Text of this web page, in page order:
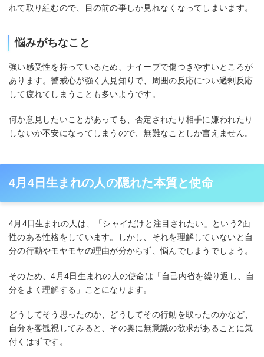
れて取り組むので、目の前の事しか見れなくなってしまいます。
悩みがちなこと
強い感受性を持っているため、ナイーブで傷つきやすいところが
あります。警戒心が強く人見知りで、周囲の反応につい過剰反応
して疲れてしまうことも多いようです。
何か意見したいことがあっても、否定されたり相手に嫌われたり
しないか不安になってしまうので、無難なことしか言えません。
4月4日生まれの人の隠れた本質と使命
4月4日生まれの人は、「シャイだけと注目されたい」という2面
性のある性格をしています。しかし、それを理解していないと自
分の行動やモヤモヤの理由が分からず、悩んでしまうでしょう。
そのため、4月4日生まれの人の使命は「自己内省を繰り返し、自
分をよく理解する」ことになります。
どうしてそう思ったのか、どうしてその行動を取ったのかなど、
自分を客観視してみると、その奥に無意識の欲求があることに気
付くはずです。